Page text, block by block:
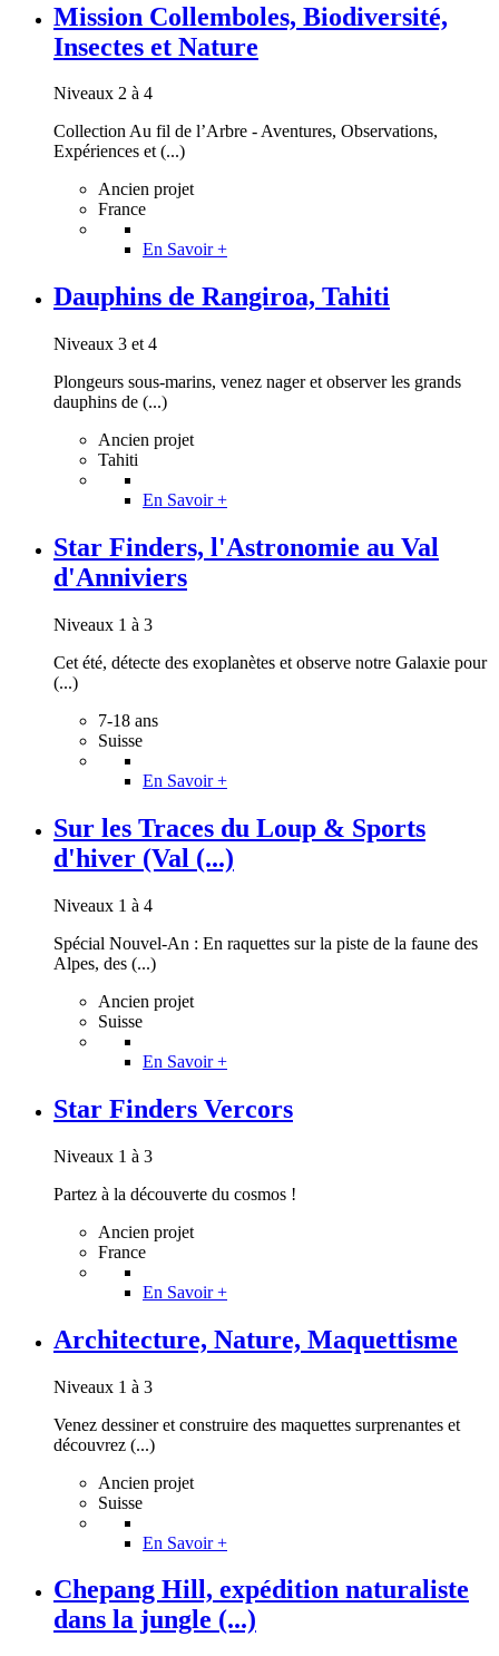
Mission Collemboles, Biodiversité,
Insectes et Nature
Niveaux 2 à 4
Collection Au fil de l’Arbre - Aventures, Observations,
Expériences et (...)
Ancien projet
France
En Savoir +
Dauphins de Rangiroa, Tahiti
Niveaux 3 et 4
Plongeurs sous-marins, venez nager et observer les grands
dauphins de (...)
Ancien projet
Tahiti
En Savoir +
Star Finders, l'Astronomie au Val
d'Anniviers
Niveaux 1 à 3
Cet été, détecte des exoplanètes et observe notre Galaxie pour
(...)
7-18 ans
Suisse
En Savoir +
Sur les Traces du Loup & Sports
d'hiver (Val (...)
Niveaux 1 à 4
Spécial Nouvel-An : En raquettes sur la piste de la faune des
Alpes, des (...)
Ancien projet
Suisse
En Savoir +
Star Finders Vercors
Niveaux 1 à 3
Partez à la découverte du cosmos !
Ancien projet
France
En Savoir +
Architecture, Nature, Maquettisme
Niveaux 1 à 3
Venez dessiner et construire des maquettes surprenantes et
découvrez (...)
Ancien projet
Suisse
En Savoir +
Chepang Hill, expédition naturaliste
dans la jungle (...)